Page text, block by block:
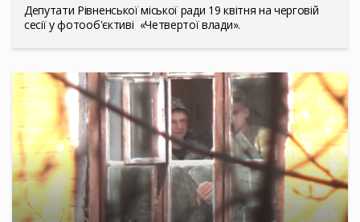
Депутати Рівненської міської ради 19 квітня на черговій
сесії у фотооб'єктиві «Четвертої влади».